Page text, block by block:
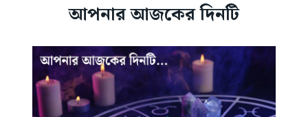
আপনার আজকের দিনটি